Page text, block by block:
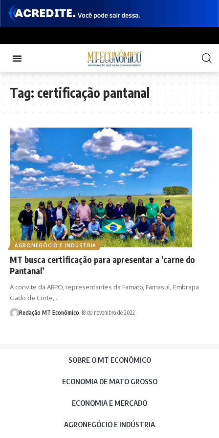
Tag: certificação pantanal
AGRONEGÓCIO E INDÚSTRIA
MT busca certificação para apresentar a ‘carne do
Pantanal’
A convite da ABPO, representantes da Famato, Famasul, Embrapa
Gado de Corte,…
Redação MT Econômico 18 de novembro de 2022
SOBRE O MT ECONÔMICO
ECONOMIA DE MATO GROSSO
ECONOMIA E MERCADO
AGRONEGÓCIO E INDÚSTRIA